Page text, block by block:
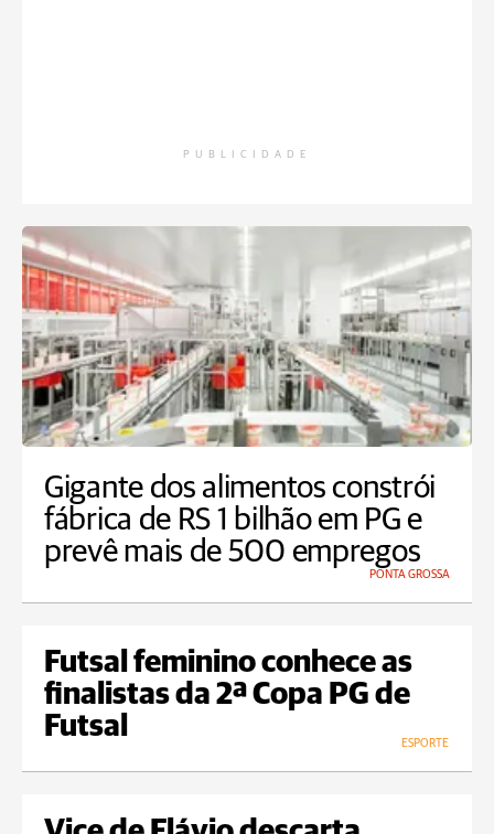
PUBLICIDADE
Gigante dos alimentos constrói
fábrica de RS 1 bilhão em PG e
prevê mais de 500 empregos
PONTA GROSSA
Futsal feminino conhece as
finalistas da 2ª Copa PG de
Futsal
ESPORTE